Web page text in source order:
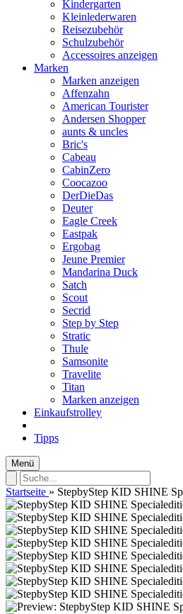
Kindergarten
Kleinlederwaren
Reisezubehör
Schulzubehör
Accessoires anzeigen
Marken
Marken anzeigen
Affenzahn
American Tourister
Andersen Shopper
aunts & uncles
Bric's
Cabeau
CabinZero
Coocazoo
DerDieDas
Deuter
Eagle Creek
Eastpak
Ergobag
Jeune Premier
Mandarina Duck
Satch
Scout
Secrid
Step by Step
Stratic
Thule
Samsonite
Travelite
Titan
Marken anzeigen
Einkaufstrolley
Tipps
Menü
Startseite » StepbyStep KID SHINE